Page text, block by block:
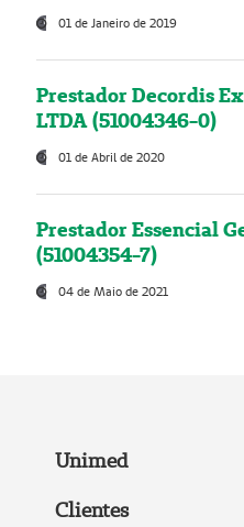
01 de Janeiro de 2019
Prestador Decordis
LTDA (51004346-0)
01 de Abril de 2020
Prestador Essencial
(51004354-7)
04 de Maio de 2021
Unimed
Clientes